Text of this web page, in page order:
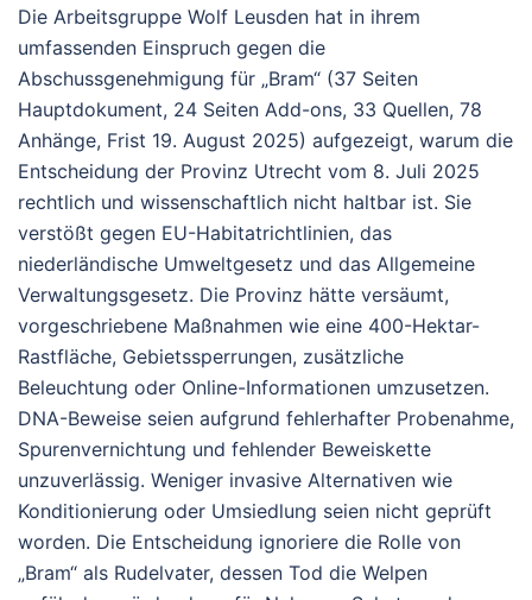
Die Arbeitsgruppe Wolf Leusden hat in ihrem
umfassenden Einspruch gegen die
Abschussgenehmigung für „Bram“ (37 Seiten
Hauptdokument, 24 Seiten Add-ons, 33 Quellen, 78
Anhänge, Frist 19. August 2025) aufgezeigt, warum die
Entscheidung der Provinz Utrecht vom 8. Juli 2025
rechtlich und wissenschaftlich nicht haltbar ist. Sie
verstößt gegen EU-Habitatrichtlinien, das
niederländische Umweltgesetz und das Allgemeine
Verwaltungsgesetz. Die Provinz hätte versäumt,
vorgeschriebene Maßnahmen wie eine 400-Hektar-
Rastfläche, Gebietssperrungen, zusätzliche
Beleuchtung oder Online-Informationen umzusetzen.
DNA-Beweise seien aufgrund fehlerhafter Probenahme,
Spurenvernichtung und fehlender Beweiskette
unzuverlässig. Weniger invasive Alternativen wie
Konditionierung oder Umsiedlung seien nicht geprüft
worden. Die Entscheidung ignoriere die Rolle von
„Bram“ als Rudelvater, dessen Tod die Welpen